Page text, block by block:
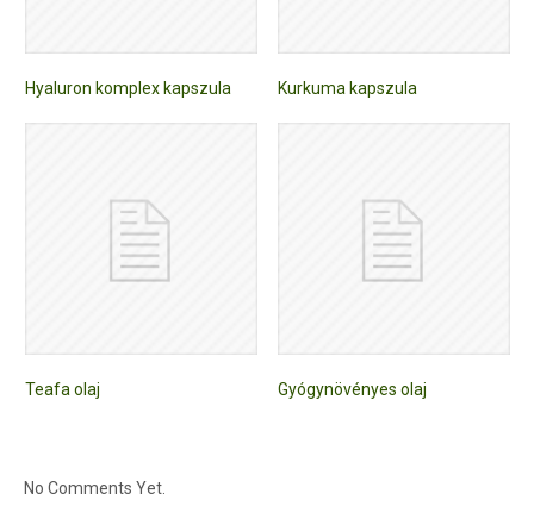
Hyaluron komplex kapszula Kurkuma kapszula
Teafa olaj Gyógynövényes olaj
No Comments Yet.